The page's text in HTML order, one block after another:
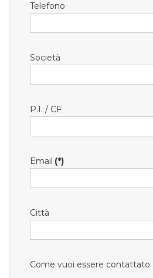
Telefono
Società
P.I. / CF
Email (*)
Città
Come vuoi essere contattato